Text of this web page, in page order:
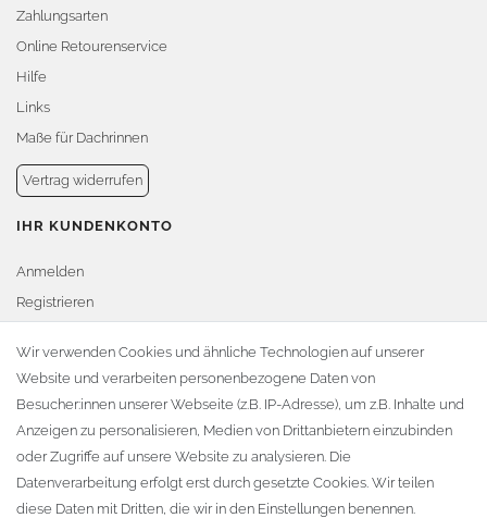
Zahlungsarten
Online Retourenservice
Hilfe
Links
Maße für Dachrinnen
Vertrag widerrufen
IHR KUNDENKONTO
Anmelden
Registrieren
Warenkorb
Zur Kasse
KONTAKT
Fa. Steffen Jost
Söbrigener Weg 50
Wir verwenden Cookies und ähnliche Technologien auf unserer
Website und verarbeiten personenbezogene Daten von
Besucher:innen unserer Webseite (z.B. IP-Adresse), um z.B. Inhalte und
Anzeigen zu personalisieren, Medien von Drittanbietern einzubinden
oder Zugriffe auf unsere Website zu analysieren. Die
Datenverarbeitung erfolgt erst durch gesetzte Cookies. Wir teilen
diese Daten mit Dritten, die wir in den Einstellungen benennen.